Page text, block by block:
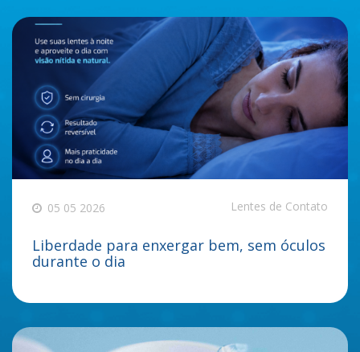
05 05 2026 Lentes de Contato
Liberdade para enxergar bem, sem óculos
durante o dia